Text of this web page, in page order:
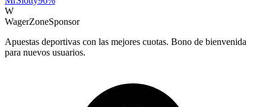
W
WagerZoneSponsor
Apuestas deportivas con las mejores cuotas. Bono de bienvenida
para nuevos usuarios.